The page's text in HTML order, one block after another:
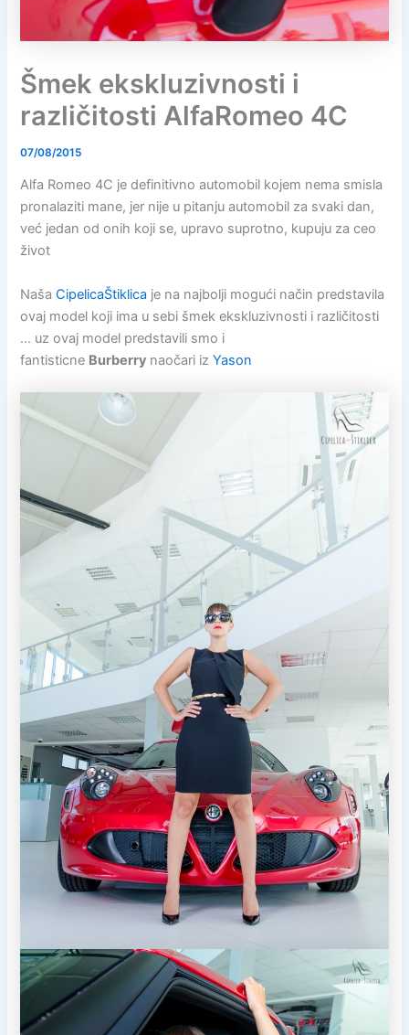
Šmek ekskluzivnosti i
različitosti AlfaRomeo 4C
07/08/2015
Alfa Romeo 4C je definitivno automobil kojem nema smisla
pronalaziti mane, jer nije u pitanju automobil za svaki dan,
već jedan od onih koji se, upravo suprotno, kupuju za ceo
život
NašaCipelicaŠtiklica je na najbolji mogući način predstavila
ovaj model koji ima u sebi šmek ekskluzivnosti i različitosti
… uz ovaj model predstavili smo i
fantisticne Burberry naočari izYason